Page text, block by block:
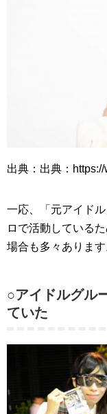
出典：出典：
一応、「元アイド
ロで活動している
場合も多々あります
○アイドルグル
ていた